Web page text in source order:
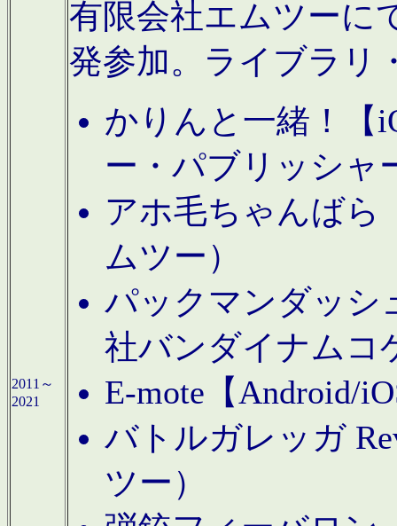
2011～
2021
有限会社エムツーに
発参加。ライブラリ
かりんと一緒！【
ー・パブリッシャ
アホ毛ちゃんばら
ムツー）
パックマンダッシ
社バンダイナムコ
E-mote【Android/
バトルガレッガ
ツー）